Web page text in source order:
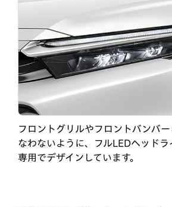
フロントグリルやフロントバンバ
なわないように、フルLEDヘッドラ
専用でデザインしています。